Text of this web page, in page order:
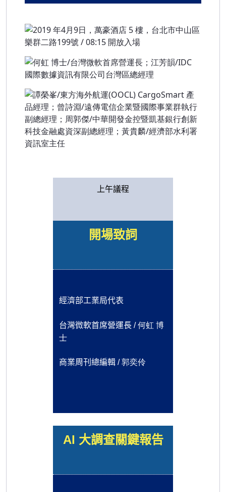
上午議程
開場致詞
經濟部工業局代表
台灣微軟首席營運長 /何虹 博
士
商業周刊總編輯 /郭奕伶
AI 大調查關鍵報告